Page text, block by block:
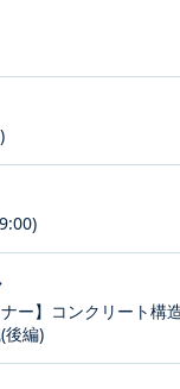
ナー】コンクリート構
後編)